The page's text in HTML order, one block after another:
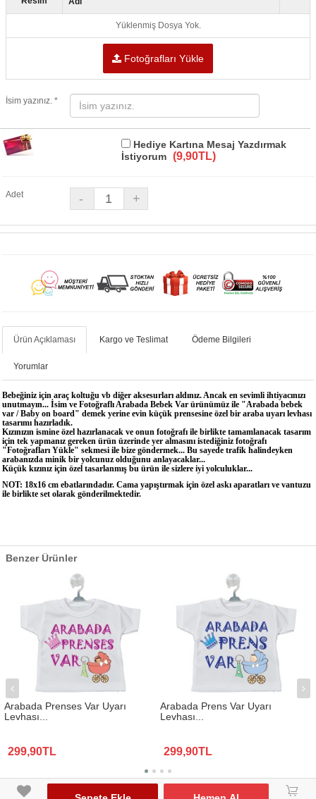
󰃦
Yüklenmiş Dosya Yok.
Fotoğrafları Yükle
İsim yazınız. *
Hediye Kartına Mesaj Yazdırmak
İstiyorum (9,90TL)
Adet
Ürün Açıklaması Kargo ve Teslimat Ödeme Bilgileri
Yorumlar
Bebeğiniz için araç koltuğu vb diğer aksesurları aldınız. Ancak en sevimli ihtiyacınızı
unutmayın... İsim ve Fotoğraflı Arabada Bebek Var ürünümüz ile "Arabada bebek
var / Baby on board" demek yerine evin küçük prensesine özel bir araba uyarı levhası
tasarımı hazırladık.
Kızınızın ismine özel hazırlanacak ve onun fotoğrafı ile birlikte tamamlanacak tasarım
için tek yapmanız gereken ürün üzerinde yer almasını istediğiniz fotoğrafı
"Fotoğrafları Yükle" sekmesi ile bize göndermek... Bu sayede trafik halindeyken
arabanızda minik bir yolcunuz olduğunu anlayacaklar...
Küçük kızınız için özel tasarlanmış bu ürün ile sizlere iyi yolculuklar...
NOT: 18x16 cm ebatlarındadır. Cama yapıştırmak için özel askı aparatları ve vantuzu
ile birlikte set olarak gönderilmektedir.
Benzer Ürünler
Arabada Prenses Var Uyarı
Levhası...
299,90TL
Arabada Prens Var Uyarı
Levhası...
299,90TL
www.biresimden.com © 2015 - 2026 Tüm Hakları Saklıdır.